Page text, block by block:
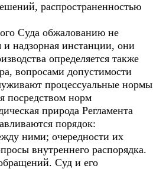
распространенностью
Суда обжалованию не
и надзорная инстанции, они
определяется также
вопросами допустимости
процессуальные нормы
посредством норм
природа Регламента
порядок:
ними; очередности их
внутреннего распорядка.
Суд и его